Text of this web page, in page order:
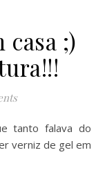
;)
tanto falava do
verniz de gel em